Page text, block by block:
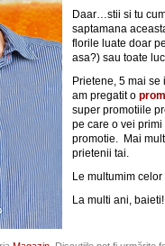
Daar…stii si tu
saptamana
florile luate doar
asa?) sau toate
Prietene, 5 mai
am pregatit o
super promotiile
pe care o vei
promotie. Mai
prietenii tai.
Le multumim
La multi ani, baieti!